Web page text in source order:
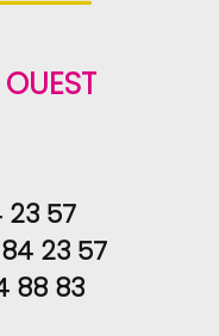
23 57
23 57
88 83